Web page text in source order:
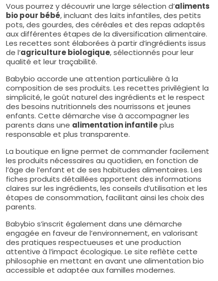
Vous pourrez y découvrir une large sélection d’aliments
bio pour bébé, incluant des laits infantiles, des petits
pots, des gourdes, des céréales et des repas adaptés
aux différentes étapes de la diversification alimentaire.
Les recettes sont élaborées à partir d’ingrédients issus
de l’agriculture biologique, sélectionnés pour leur
qualité et leur traçabilité.
Babybio accorde une attention particulière à la
composition de ses produits. Les recettes privilégient la
simplicité, le goût naturel des ingrédients et le respect
des besoins nutritionnels des nourrissons et jeunes
enfants. Cette démarche vise à accompagner les
parents dans une alimentation infantileplus
responsable et plus transparente.
La boutique en ligne permet de commander facilement
les produits nécessaires au quotidien, en fonction de
l’âge de l’enfant et de ses habitudes alimentaires. Les
fiches produits détaillées apportent des informations
claires sur les ingrédients, les conseils d’utilisation et les
étapes de consommation, facilitant ainsi les choix des
parents.
Babybio s’inscrit également dans une démarche
engagée en faveur de l’environnement, en valorisant
des pratiques respectueuses et une production
attentive à l’impact écologique. Le site reflète cette
philosophie en mettant en avant une alimentation bio
accessible et adaptée aux familles modernes.